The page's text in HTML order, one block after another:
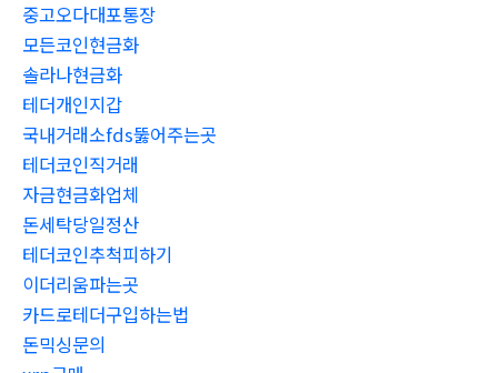
중고오다대포통장
모든코인현금화
솔라나현금화
테더개인지갑
국내거래소fds뚫어주는곳
테더코인직거래
자금현금화업체
돈세탁당일정산
테더코인추척피하기
이더리움파는곳
카드로테더구입하는법
돈믹싱문의